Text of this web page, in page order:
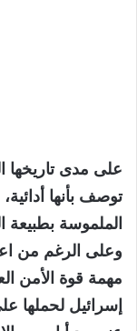
على مدى تاريخها
توصف بأنها
الملموسة بطبيعة
وعلى الرغم من
مهمة قوة الأمن
إسرائيل لحملها